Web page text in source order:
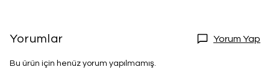
Yorumlar Yorum Yap
Bu ürün için henüz yorum yapılmamış.